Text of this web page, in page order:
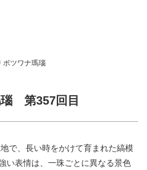
ボツワナ瑪瑙
瑙 第357回目
で、長い時をかけて育まれた縞模
い表情は、一珠ごとに異なる景色